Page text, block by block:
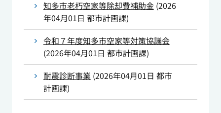
知多市老朽空家等除却費補助金(2026
年04月01日 都市計画課)
令和７年度知多市空家等対策協議会
(2026年04月01日 都市計画課)
耐震診断事業 (2026年04月01日 都市
計画課)